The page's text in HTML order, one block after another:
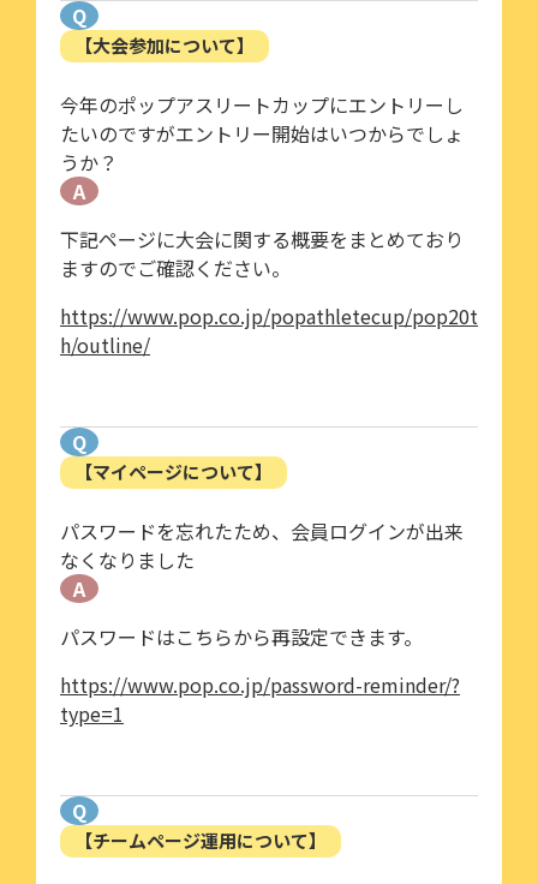
Q
【大会参加について】
今年のポップアスリートカップにエントリーし
たいのですがエントリー開始はいつからでしょ
うか？
A
下記ページに大会に関する概要をまとめており
ますのでご確認ください。
https://www.pop.co.jp/popathletecup/pop20t
h/outline/
Q
【マイページについて】
パスワードを忘れたため、会員ログインが出来
なくなりました
A
パスワードはこちらから再設定できます。
https://www.pop.co.jp/password-reminder/?
type=1
Q
【チームページ運用について】